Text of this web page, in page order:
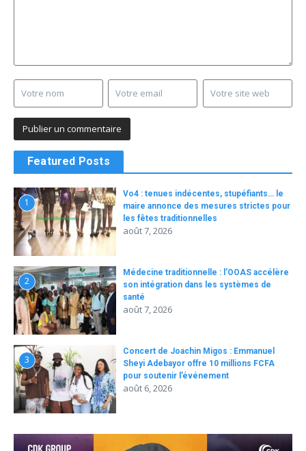
Featured Posts
1
Vo4 : tenues indécentes, stupéfiants… le
maire annonce des mesures strictes pour
les fêtes traditionnelles
août 7, 2026
2
Médecine traditionnelle : l’OOAS accélère
son intégration dans les systèmes de
santé
août 7, 2026
3
Concert de Joachin Migos : Emmanuel
Sheyi Adebayor offre 10 millions FCFA
pour soutenir l’événement
août 6, 2026